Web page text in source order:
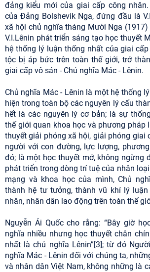
đảng kiểu mới của giai cấp công
của Đảng Bolshevik Nga, đứng đầu là
xã hội chủ nghĩa tháng Mười Nga
V.I.Lênin phát triển sáng tạo học thuyết
hệ thống lý luận thống nhất của giai
tộc bị áp bức trên toàn thế giới, trở
giai cấp vô sản - Chủ nghĩa Mác - Lênin.
Chủ nghĩa Mác - Lênin là một hệ thống
hiện trong toàn bộ các nguyên lý cấu
hết là các nguyên lý cơ bản; là sự
thế giới quan khoa học và phương pháp
thuyết giải phóng xã hội, giải phóng giai
người với con đường, lực lượng,
đó; là một học thuyết mở, không ngừng
phát triển trong dòng trí tuệ của nhân
mạng và khoa học của mình, Chủ
thành hệ tư tưởng, thành vũ khí lý
nhân, nhân dân lao động trên toàn thế
Nguyễn Ái Quốc cho rằng: “Bây giờ
nghĩa nhiều nhưng học thuyết chân
nhất là chủ nghĩa Lênin”[3]; từ đó
nghĩa Mác - Lênin đối với chúng ta,
và nhân dân Việt Nam, không những là